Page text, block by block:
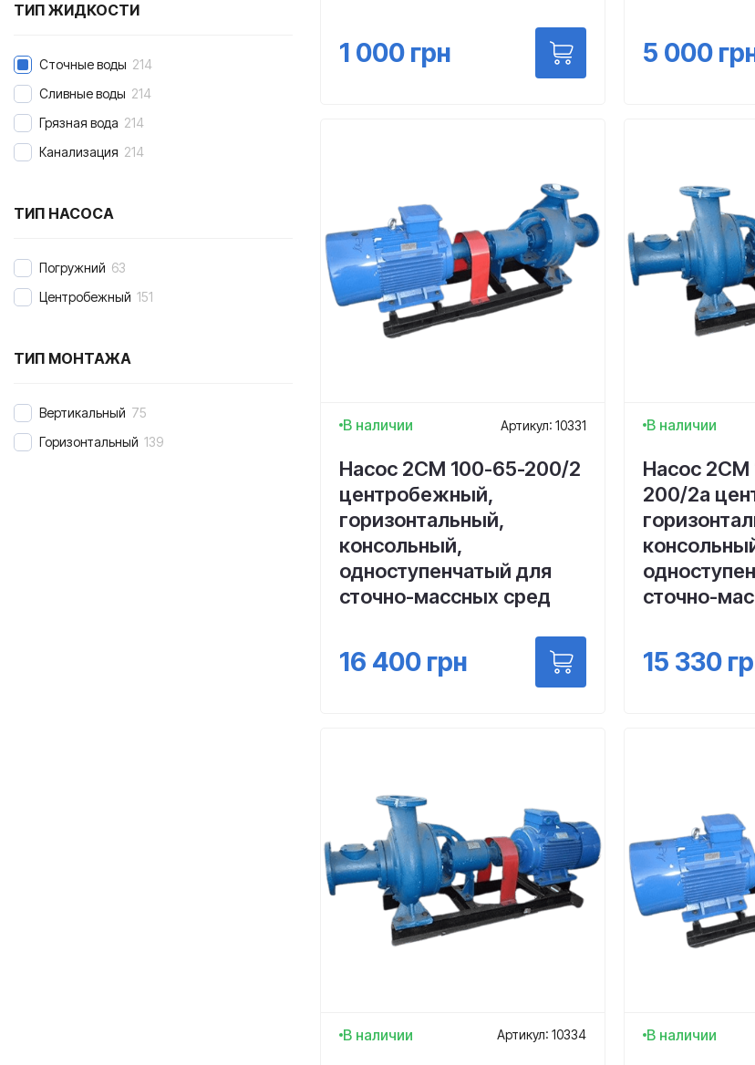
1 000 грн 5 000
В наличии Артикул: 10331
Насос 2СМ 100-65-200/2
центробежный,
горизонтальный,
консольный,
одноступенчатый для
сточно-массных сред
16 400 грн
В наличии
Насос 2СМ
200/2а
сточно-
15 330
В наличии Артикул: 10334 В наличии
ТИП ЖИДКОСТИ
Сточные воды 214
Сливные воды 214
Грязная вода 214
Канализация 214
ТИП НАСОСА
Погружний 63
Центробежный 151
ТИП МОНТАЖА
Вертикальный 75
Горизонтальный 139